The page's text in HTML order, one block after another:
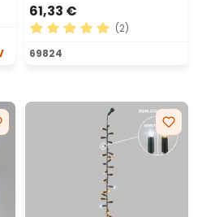
61,33 €
Note moyenne de 5 sur 5
(2)
69824